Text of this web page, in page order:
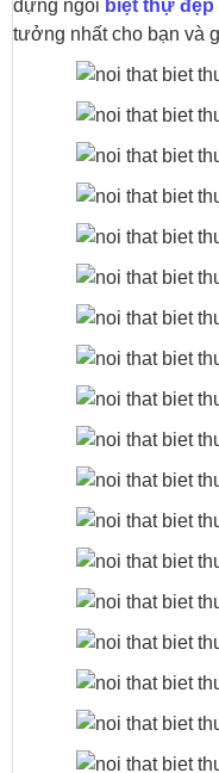
dựng ngôi biệt thự đẹp
tưởng nhất cho bạn và